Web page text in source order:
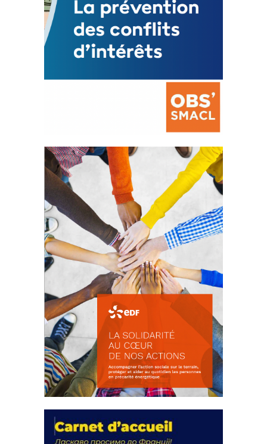
La prévention des conflits
d’intérêts
18 septembre 2023
FEUILLETER
actions
18 septembre 2023